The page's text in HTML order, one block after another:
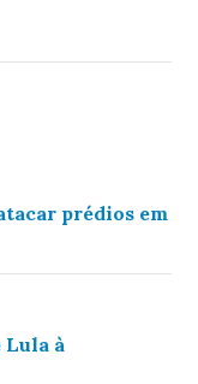
prédios em
Lula à